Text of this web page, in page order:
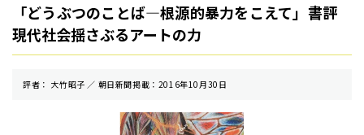
「どうぶつのことば―根源的暴力をこえて」書評
現代社会揺さぶるアートの力
評者： 大竹昭子 ／ 朝⽇新聞掲載：2016年10月30日